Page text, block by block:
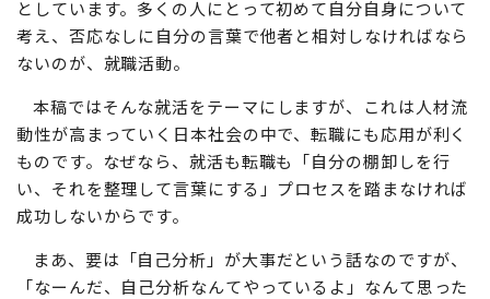
としています。多くの人にとって初めて自分自身について
考え、否応なしに自分の言葉で他者と相対しなければなら
ないのが、就職活動。
本稿ではそんな就活をテーマにしますが、これは人材流
動性が高まっていく日本社会の中で、転職にも応用が利く
ものです。なぜなら、就活も転職も「自分の棚卸しを行
い、それを整理して言葉にする」プロセスを踏まなければ
成功しないからです。
まあ、要は「自己分析」が大事だという話なのですが、
「なーんだ、自己分析なんてやっているよ」なんて思った